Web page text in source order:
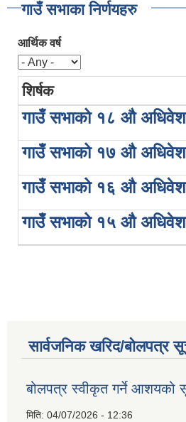
गाउँ सभाका निर्णयहरु
आर्थिक वर्ष
शिर्षक
गाउँ सभाको १८ औ
गाउँ सभाको १७ औ
गाउँ सभाको १६ औ
गाउँ सभाको १५ औ
सार्वजनिक खरिद/बोलपत्र
बोलपत्र स्वीकृत गर्ने आशयको
मिति: 04/07/2026 - 12:36